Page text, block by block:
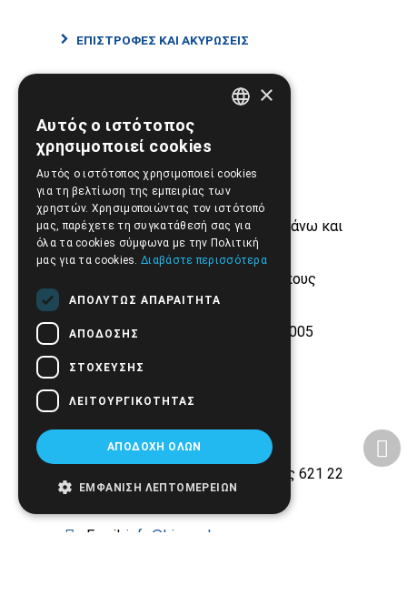
ΕΠΙΣΤΡΟΦΈΣ ΚΑΙ ΑΚΥΡΏΣΕΙΣ
Σημεία Υπεροχής
Δωρεάν μεταφορικά από 50€ και άνω και
(έως 4 κιλά)
Τεράστιο stock από μεγάλους οίκους
ιατροτεχνολογικών προϊόντων
Εμπειρία και αξιοπιστία από το 2005
Εθνικής Αντίστασης 42, Σέρρες 621 22
Email: info@biomed.gr
×
Αυτός ο ιστότοπος
χρησιμοποιεί cookies
Αυτός ο ιστότοπος χρησιμοποιεί cookies
για τη βελτίωση της εμπειρίας των
χρηστών. Χρησιμοποιώντας τον ιστότοπό
μας, παρέχετε τη συγκατάθεσή σας για
όλα τα cookies σύμφωνα με την Πολιτική
μας για τα cookies. Διαβάστε περισσότερα
ΑΠΟΛΎΤΩΣ ΑΠΑΡΑΊΤΗΤΑ
ΑΠΌΔΟΣΗΣ
ΣΤΌΧΕΥΣΗΣ
ΛΕΙΤΟΥΡΓΙΚΌΤΗΤΑΣ
ΑΠΟΔΟΧΉ ΌΛΩΝ
ΕΜΦΆΝΙΣΗ ΛΕΠΤΟΜΕΡΕΙΏΝ